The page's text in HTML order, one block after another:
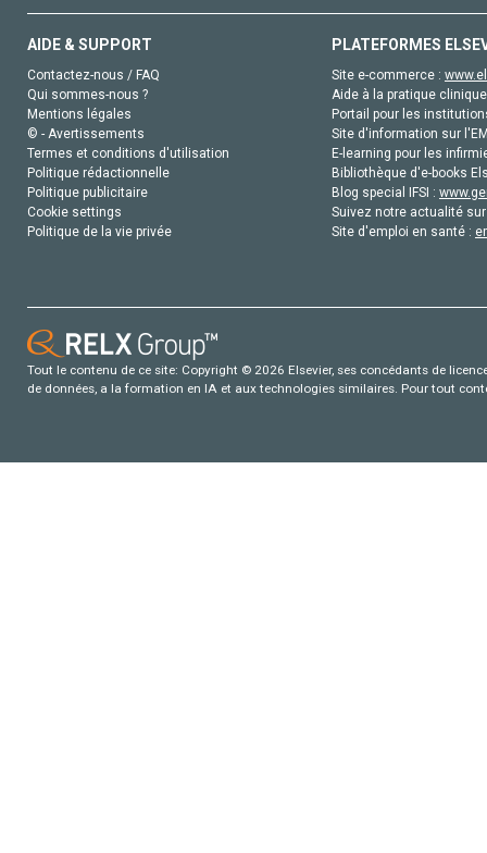
AIDE & SUPPORT
Contactez-nous / FAQ
Qui sommes-nous ?
Mentions légales
© - Avertissements
Termes et conditions d'utilisation
Politique rédactionnelle
Politique publicitaire
Cookie settings
Politique de la vie privée
PLATEFORMES
Site e-commerce :
Aide à la pratique
Portail pour les
Site d'information sur
E-learning pour les
Bibliothèque d'e-books
Blog special IFSI :
Suivez notre actualité
Site d'emploi en santé :
Tout le contenu de ce site: Copyright © 2026 Elsevier, ses concédants de
de données, a la formation en IA et aux technologies similaires. Pour tout